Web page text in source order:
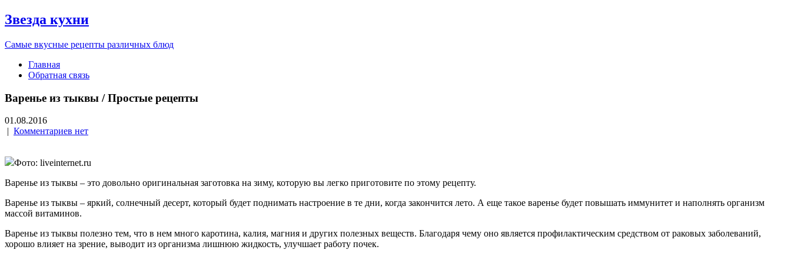
Звезда кухни
Самые вкусные рецепты различных блюд
Главная
Обратная связь
Варенье из тыквы / Простые рецепты
01.08.2016
| Комментариев нет
Фото: liveinternet.ru
Варенье из тыквы – это довольно оригинальная заготовка на зиму, которую вы легко приготовите по этому рецепту.
Варенье из тыквы – яркий, солнечный десерт, который будет поднимать настроение в те дни, когда закончится лето. А еще такое варенье будет повышать иммунитет и наполнять организм
массой витаминов.
Варенье из тыквы полезно тем, что в нем много каротина, калия, магния и других полезных веществ. Благодаря чему оно является профилактическим средством от раковых заболеваний,
хорошо влияет на зрение, выводит из организма лишнюю жидкость, улучшает работу почек.